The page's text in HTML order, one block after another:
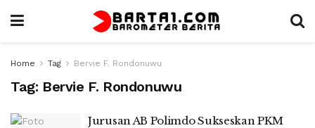
Home Tag Bervie F. Rondonuwu
Tag: Bervie F. Rondonuwu
Jurusan AB Polimdo Sukseskan PKM